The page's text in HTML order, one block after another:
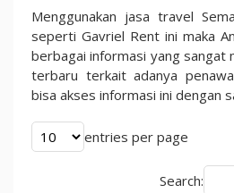
Di
2023
Menggunakan jasa travel
seperti Gavriel Rent ini maka
berbagai informasi yang sangat
terbaru terkait adanya
bisa akses informasi ini dengan
entries per page
Search: